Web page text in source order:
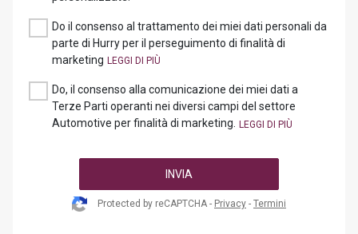
Do il consenso al trattamento dei miei dati personali da
parte di Hurry per il perseguimento di finalità di
marketing
Do, il consenso alla comunicazione dei miei dati a
Terze Parti operanti nei diversi campi del settore
Automotive per finalità di marketing.
INVIA
Protected by reCAPTCHA - Privacy - Termini